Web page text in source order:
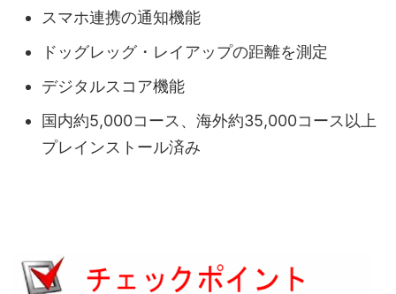
スマホ連携の通知機能
ドッグレッグ・レイアップの距離を測定
デジタルスコア機能
国内約5,000コース、海外約35,000コース以上
プレインストール済み